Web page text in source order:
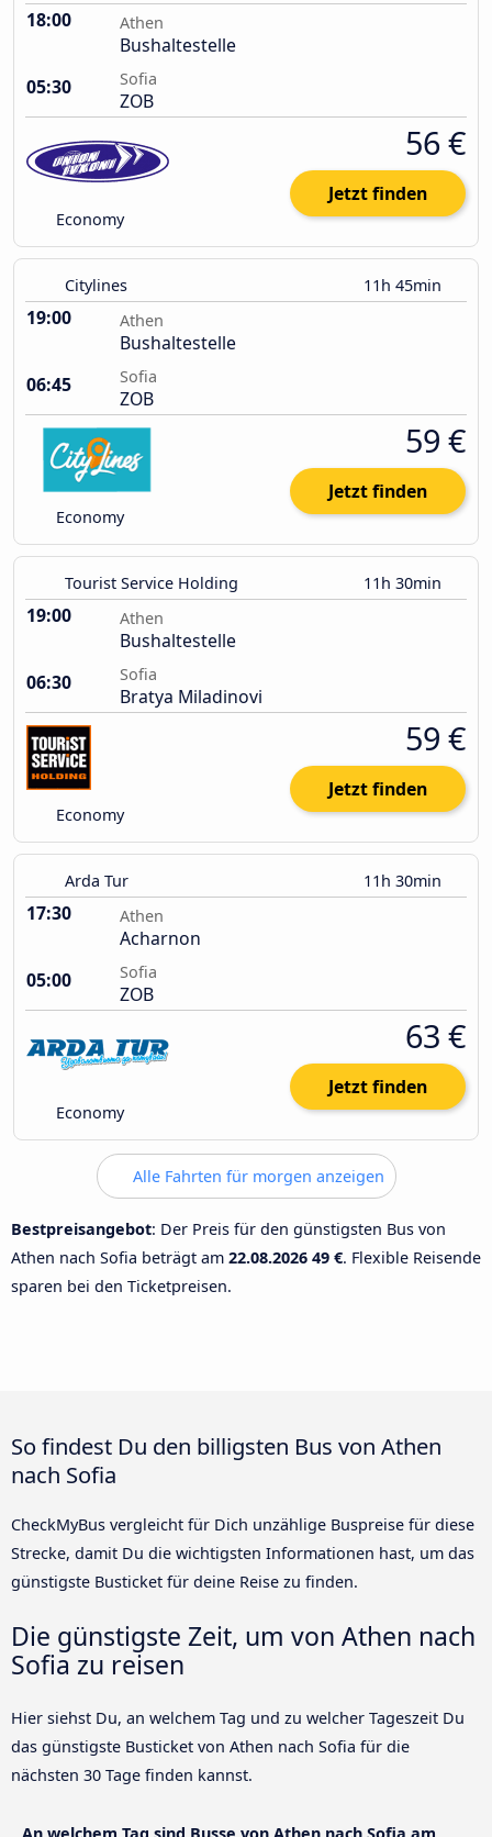
18:00 Athen
Bushaltestelle
05:30
Sofia
ZOB
Economy
56 €
Jetzt finden
Citylines 11h 45min
19:00 Athen
Bushaltestelle
06:45
Sofia
ZOB
Economy
59 €
Jetzt finden
Tourist Service Holding 11h 30min
19:00 Athen
Bushaltestelle
06:30
Sofia
Bratya Miladinovi
Economy
59 €
Jetzt finden
Arda Tur 11h 30min
17:30 Athen
Acharnon
05:00
Sofia
ZOB
Economy
63 €
Jetzt finden
Alle Fahrten für morgen anzeigen
Bestpreisangebot: Der Preis für den günstigsten Bus von
Athen nach Sofia beträgt am 22.08.2026 49 €. Flexible Reisende
sparen bei den Ticketpreisen.
So findest Du den billigsten Bus von Athen
nach Sofia
CheckMyBus vergleicht für Dich unzählige Buspreise für diese
Strecke, damit Du die wichtigsten Informationen hast, um das
günstigste Busticket für deine Reise zu finden.
Die günstigste Zeit, um von Athen nach
Sofia zu reisen
Hier siehst Du, an welchem Tag und zu welcher Tageszeit Du
das günstigste Busticket von Athen nach Sofia für die
nächsten 30 Tage finden kannst.